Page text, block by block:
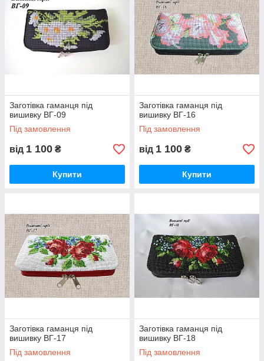
Заготівка гаманця під
вишивку ВГ-09
Під замовлення
від 1 100 ₴
Купити
Заготівка гаманця під
вишивку ВГ-16
Під замовлення
від 1 100 ₴
Купити
Заготівка гаманця під
вишивку ВГ-17
Під замовлення
Заготівка гаманця під
вишивку ВГ-18
Під замовлення